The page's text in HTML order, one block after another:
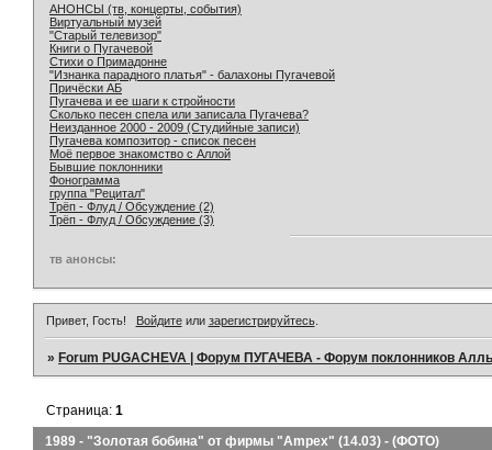
АНОНСЫ (тв, концерты, события)
Виртуальный музей
"Старый телевизор"
Книги о Пугачевой
Стихи о Примадонне
"Изнанка парадного платья" - балахоны Пугачевой
Причёски АБ
Пугачева и ее шаги к стройности
Сколько песен спела или записала Пугачева?
Неизданное 2000 - 2009 (Студийные записи)
Пугачева композитор - список песен
Моё первое знакомство с Аллой
Бывшие поклонники
Фонограмма
группа "Рецитал"
Трёп - Флуд / Обсуждение (2)
Трёп - Флуд / Обсуждение (3)
тв анонсы:
Привет, Гость! Войдитеили зарегистрируйтесь.
»Forum PUGACHEVA | Форум ПУГАЧЕВА - Форум поклонников
1989 - "Золотая бобина" от фирмы "Ampex" (14.03) - (ФОТО)
Страница:1